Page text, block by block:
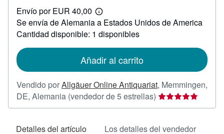
22,50
Envío por EUR 40,00
Más
información
sobre
las
envío
Se envía de Alemania a Estados Unidos de America
Cantidad disponible: 1 disponibles
Añadir al carrito
Vendido porAllgäuer Online Antiquariat, Memmingen,
DE, Alemania (vendedor de 5 estrellas) Calificación
del
5
Detalles del artículo Los detalles del vendedor